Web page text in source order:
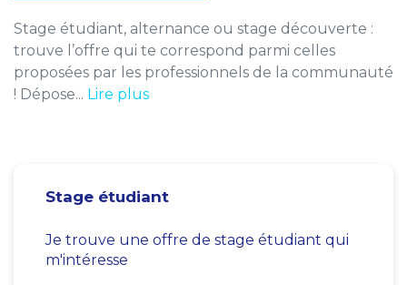
Stage étudiant, alternance ou stage découverte :
trouve l’offre qui te correspond parmi celles
proposées par les professionnels de la communauté
! Dépose... Lire plus
Stage étudiant
Je trouve une offre de stage étudiant qui
m'intéresse